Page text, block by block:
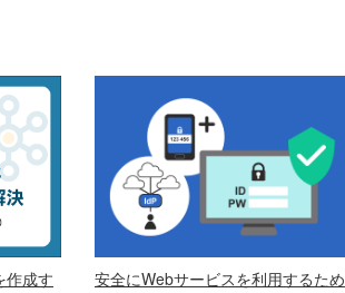
作成す
安全にWebサービスを利用するため